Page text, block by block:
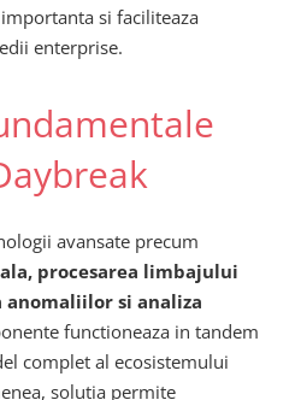
si faciliteaza
enterprise.
avansate precum
procesarea limbajului
si analiza
functioneaza in tandem
complet al ecosistemului
solutia permite